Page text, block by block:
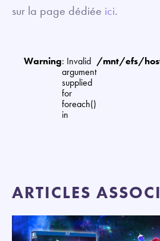
sur la page dédiée ici.
Warning: Invalid
argument
supplied
for
foreach()
in
/mnt/efs/
ARTICLES